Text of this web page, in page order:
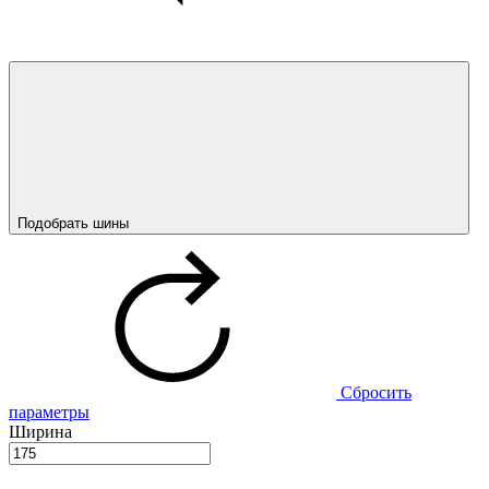
Подобрать шины
Сбросить
параметры
Ширина